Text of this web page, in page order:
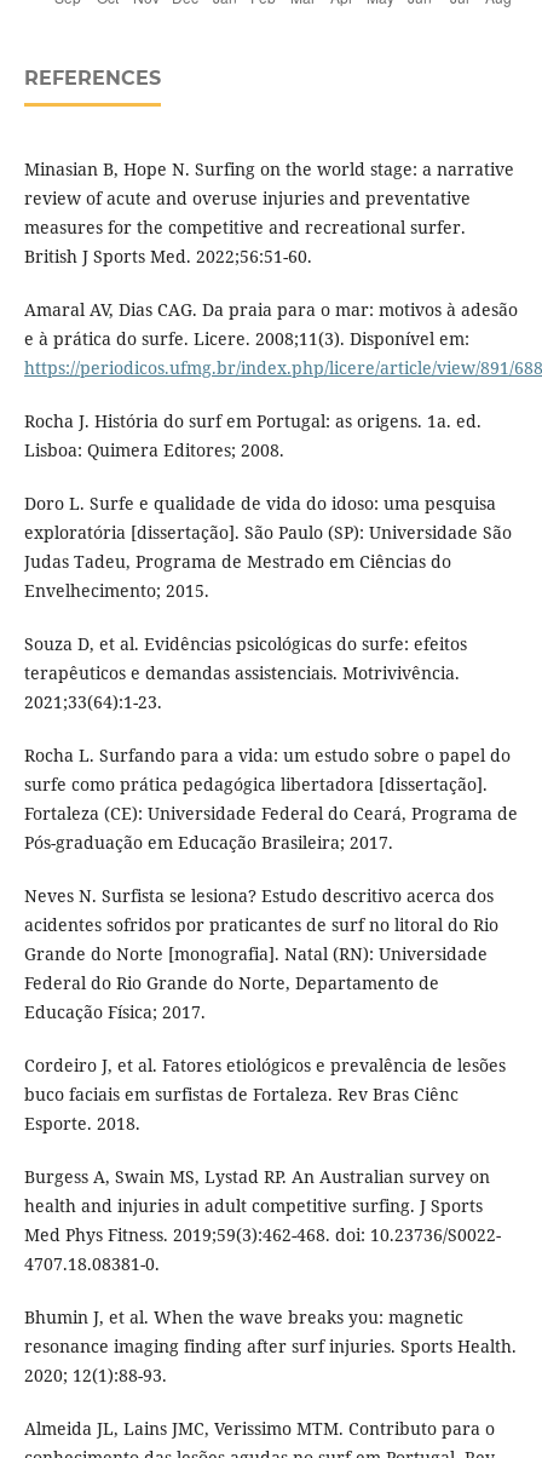
REFERENCES
Minasian B, Hope N. Surfing on the world stage: a narrative
review of acute and overuse injuries and preventative
measures for the competitive and recreational surfer.
British J Sports Med. 2022;56:51-60.
Amaral AV, Dias CAG. Da praia para o mar: motivos à adesão
e à prática do surfe. Licere. 2008;11(3). Disponível em:
https://periodicos.ufmg.br/index.php/licere/article/view/891/688
Rocha J. História do surf em Portugal: as origens. 1a. ed.
Lisboa: Quimera Editores; 2008.
Doro L. Surfe e qualidade de vida do idoso: uma pesquisa
exploratória [dissertação]. São Paulo (SP): Universidade São
Judas Tadeu, Programa de Mestrado em Ciências do
Envelhecimento; 2015.
Souza D, et al. Evidências psicológicas do surfe: efeitos
terapêuticos e demandas assistenciais. Motrivivência.
2021;33(64):1-23.
Rocha L. Surfando para a vida: um estudo sobre o papel do
surfe como prática pedagógica libertadora [dissertação].
Fortaleza (CE): Universidade Federal do Ceará, Programa de
Pós-graduação em Educação Brasileira; 2017.
Neves N. Surfista se lesiona? Estudo descritivo acerca dos
acidentes sofridos por praticantes de surf no litoral do Rio
Grande do Norte [monografia]. Natal (RN): Universidade
Federal do Rio Grande do Norte, Departamento de
Educação Física; 2017.
Cordeiro J, et al. Fatores etiológicos e prevalência de lesões
buco faciais em surfistas de Fortaleza. Rev Bras Ciênc
Esporte. 2018.
Burgess A, Swain MS, Lystad RP. An Australian survey on
health and injuries in adult competitive surfing. J Sports
Med Phys Fitness. 2019;59(3):462-468. doi: 10.23736/S0022-
4707.18.08381-0.
Bhumin J, et al. When the wave breaks you: magnetic
resonance imaging finding after surf injuries. Sports Health.
2020; 12(1):88-93.
Almeida JL, Lains JMC, Verissimo MTM. Contributo para o